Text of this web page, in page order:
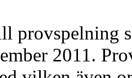
provspelning
2011.